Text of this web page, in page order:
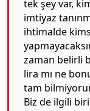
tek şey var,
imtiyaz
ihtimalde
zaman belirli
lira mı ne
tam
Biz de ilgili